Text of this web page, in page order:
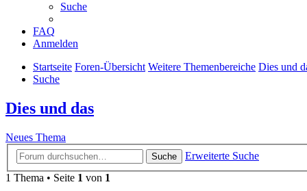
Suche
FAQ
Anmelden
Startseite Foren-Übersicht Weitere Themenbereiche Dies und
Suche
Dies und das
Neues Thema
Suche
Erweiterte Suche
1 Thema • Seite 1 von 1